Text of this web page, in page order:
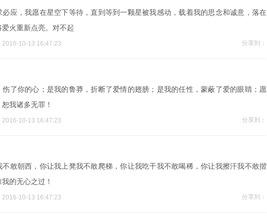
必应，我愿在星空下等待，直到等到一颗星被我感动，载着我的思念和诚意，落在
火重新点亮。对不起
2016-10-13 16:47:23 分享到：
伤了你的心；是我的鲁莽，折断了爱情的翅膀；是我的任性，蒙蔽了爱的眼睛；愿
我诸多无罪！
2016-10-13 16:47:23 分享到：
不敢朝西，你让我上凳我不敢爬梯，你让我吃干我不敢喝稀，你让我擦汗我不敢揩
的无心之过！
2016-10-13 16:47:23 分享到：